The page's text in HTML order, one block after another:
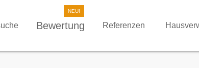
Bewertung Referenzen